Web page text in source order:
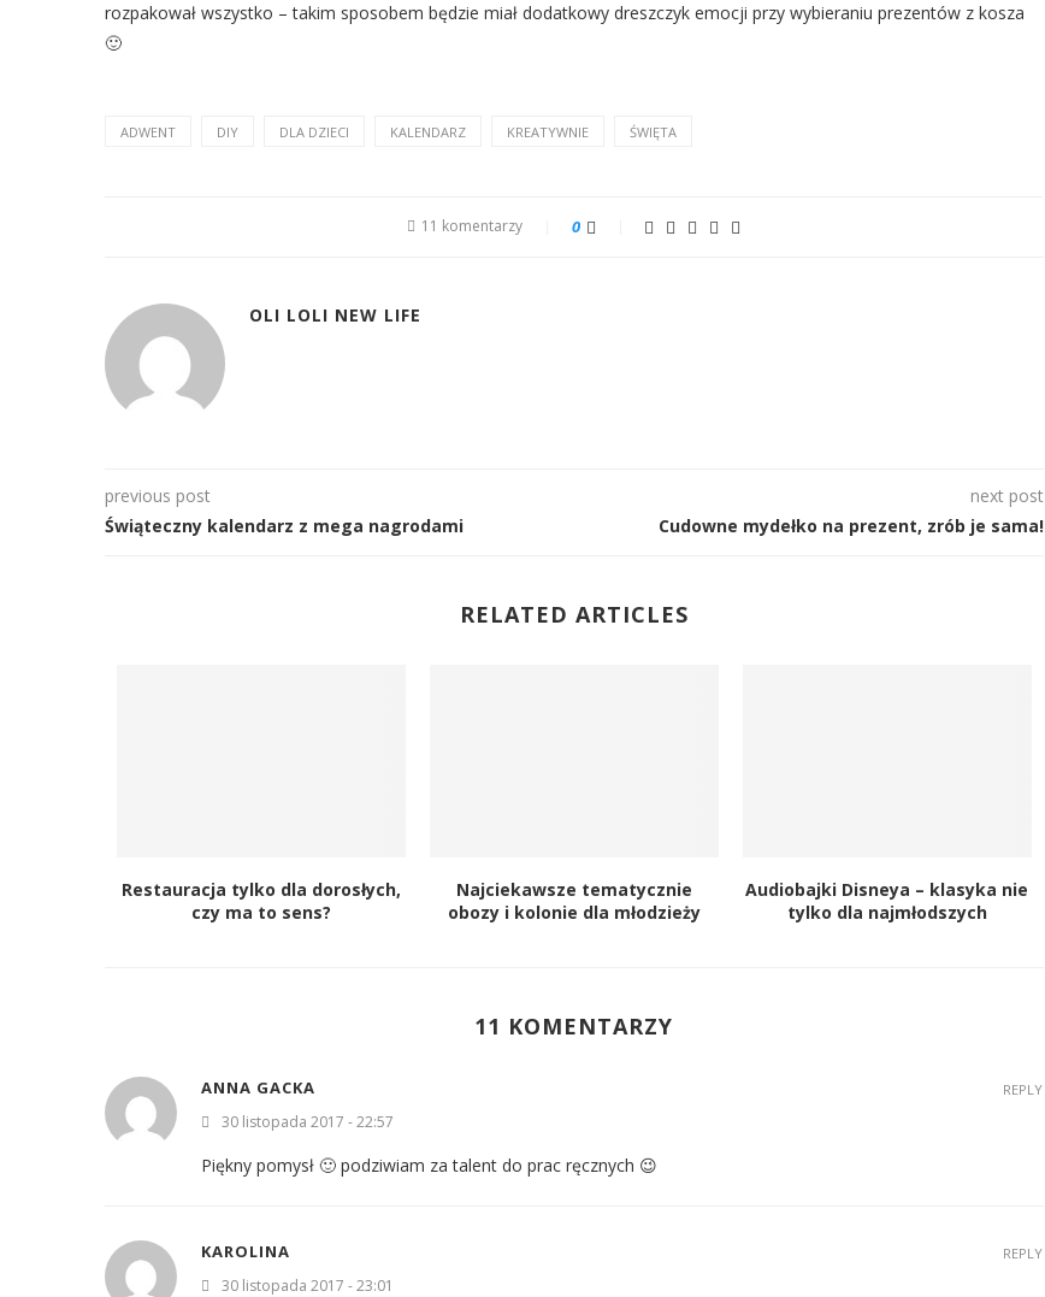
rozpakował wszystko – takim sposobem będzie miał dodatkowy dreszczyk emocji przy wybieraniu prezentów z kosza
🙂
ADWENT DIY DLA DZIECI KALENDARZ KREATYWNIE ŚWIĘTA
11 komentarzy 0
OLI LOLI NEW LIFE
previous post
Świąteczny kalendarz z mega nagrodami
next post
Cudowne mydełko na prezent, zrób je sama!
RELATED ARTICLES
Restauracja tylko dla dorosłych,
czy ma to sens?
Najciekawsze tematycznie
obozy i kolonie dla młodzieży
Audiobajki Disneya – klasyka nie
tylko dla najmłodszych
11 KOMENTARZY
ANNA GACKA
30 listopada 2017 - 22:57
Piękny pomysł 🙂 podziwiam za talent do prac ręcznych 😉
REPLY
KAROLINA
30 listopada 2017 - 23:01
REPLY